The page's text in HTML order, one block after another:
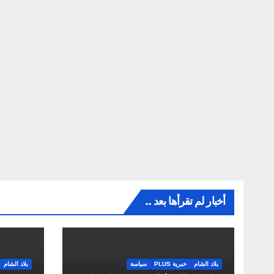
أخبار لم تقرأها بعد ..
بلاد الشام خبرية PLUS سياسة بلاد الشام